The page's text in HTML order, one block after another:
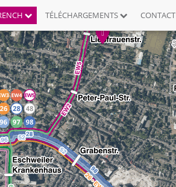
TÉLÉCHARGEMENTS CONTACT